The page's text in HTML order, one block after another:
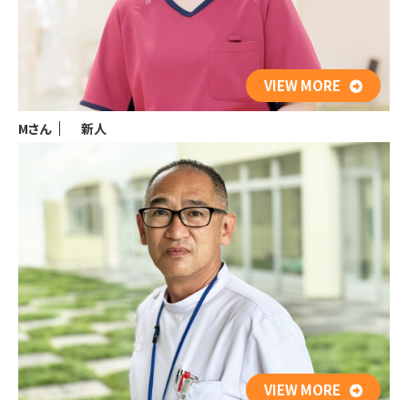
VIEW MORE
Mさん 新人
VIEW MORE